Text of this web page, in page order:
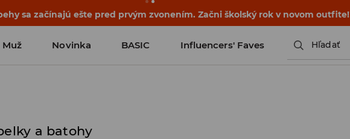
sa začínajú ešte pred prvým zvonením. Začni školský rok v novom outfite!
Muž Novinka BASIC Influencers' Faves Hľadať
a batohy